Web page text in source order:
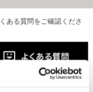
ある質問をご確認くださ